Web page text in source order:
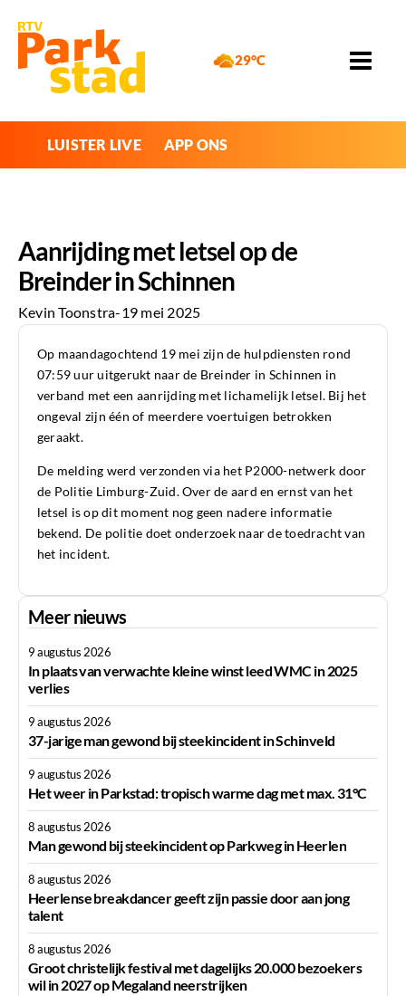
29°C
LUISTER LIVE APP ONS
Aanrijding met letsel op de
Breinder in Schinnen
Kevin Toonstra-19 mei 2025
Op maandagochtend 19 mei zijn de hulpdiensten rond
07:59 uur uitgerukt naar de Breinder in Schinnen in
verband met een aanrijding met lichamelijk letsel. Bij het
ongeval zijn één of meerdere voertuigen betrokken
geraakt.
De melding werd verzonden via het P2000-netwerk door
de Politie Limburg-Zuid. Over de aard en ernst van het
letsel is op dit moment nog geen nadere informatie
bekend. De politie doet onderzoek naar de toedracht van
het incident.
Meer nieuws
9 augustus 2026
In plaats van verwachte kleine winst leed WMC in 2025
verlies
9 augustus 2026
37-jarige man gewond bij steekincident in Schinveld
9 augustus 2026
Het weer in Parkstad: tropisch warme dag met max. 31°C
8 augustus 2026
Man gewond bij steekincident op Parkweg in Heerlen
8 augustus 2026
Heerlense breakdancer geeft zijn passie door aan jong
talent
8 augustus 2026
Groot christelijk festival met dagelijks 20.000 bezoekers
wil in 2027 op Megaland neerstrijken